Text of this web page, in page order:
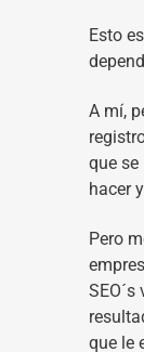
Esto
A mí,
que se
hacer
Pero
que le